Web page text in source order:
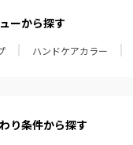
ーから探す
ハンドケアカラー
り条件から探す